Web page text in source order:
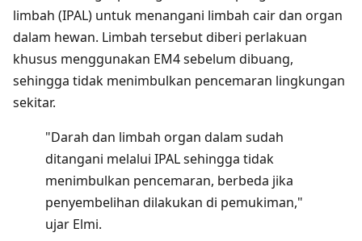
limbah (IPAL) untuk menangani limbah cair dan organ
dalam hewan. Limbah tersebut diberi perlakuan
khusus menggunakan EM4 sebelum dibuang,
sehingga tidak menimbulkan pencemaran lingkungan
sekitar.
"Darah dan limbah organ dalam sudah
ditangani melalui IPAL sehingga tidak
menimbulkan pencemaran, berbeda jika
penyembelihan dilakukan di pemukiman,"
ujar Elmi.